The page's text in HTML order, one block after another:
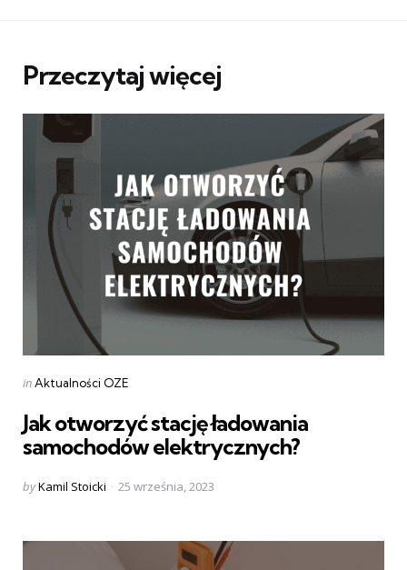
Przeczytaj więcej
Categories
Posted
inAktualności OZE
Jak otworzyć stację ładowania
samochodów elektrycznych?
Posted
byKamil Stoicki 25 września, 2023